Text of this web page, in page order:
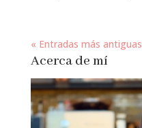
« Entradas más antiguas
Acerca de mí